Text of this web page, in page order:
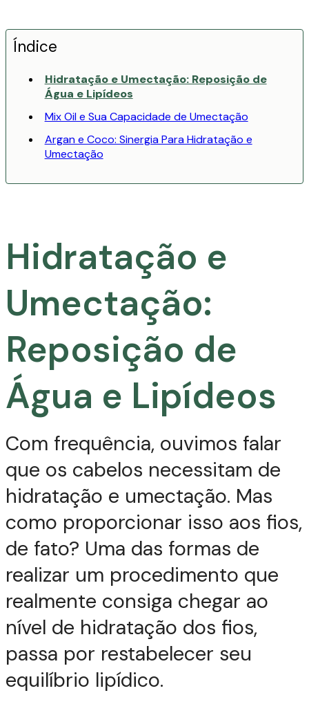
Índice
Hidratação e Umectação: Reposição de
Água e Lipídeos
Mix Oil e Sua Capacidade de Umectação
Argan e Coco: Sinergia Para Hidratação e
Umectação
Hidratação e
Umectação:
Reposição de
Água e Lipídeos
Com frequência, ouvimos falar
que os cabelos necessitam de
hidratação e umectação. Mas
como proporcionar isso aos fios,
de fato? Uma das formas de
realizar um procedimento que
realmente consiga chegar ao
nível de hidratação dos fios,
passa por restabelecer seu
equilíbrio lipídico.